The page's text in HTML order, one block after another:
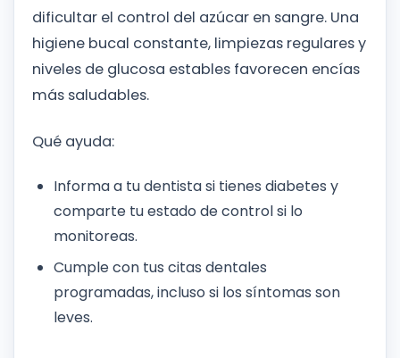
dificultar el control del azúcar en sangre. Una
higiene bucal constante, limpiezas regulares y
niveles de glucosa estables favorecen encías
más saludables.
Qué ayuda:
Informa a tu dentista si tienes diabetes y
comparte tu estado de control si lo
monitoreas.
Cumple con tus citas dentales
programadas, incluso si los síntomas son
leves.